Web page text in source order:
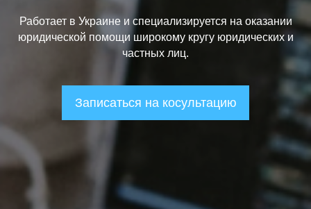
Работает в Украине и специализируется на оказании
юридической помощи широкому кругу юридических и
частных лиц.
Записаться на косультацию